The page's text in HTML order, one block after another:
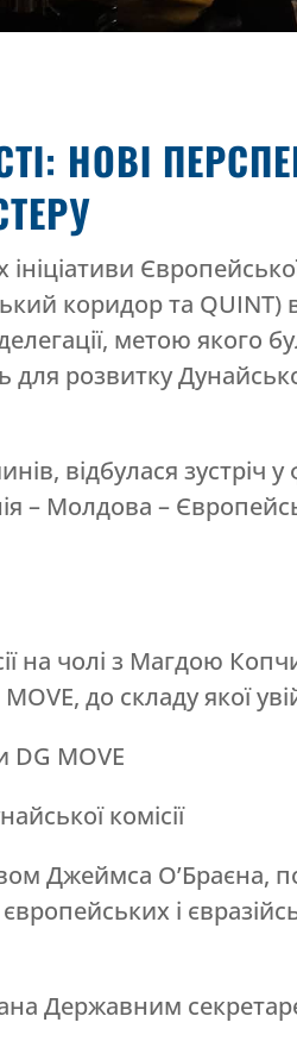
НОВІ
коридор та QUINT)
метою якого
для розвитку
відбулася зустріч у
– Молдова –
на чолі з Магдою
до складу якої
DG MOVE
комісії
Джеймса О’Браєна,
і
Державним